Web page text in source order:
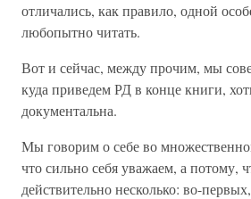
отличались, как правило, одной
любопытно читать.
Вот и сейчас, между прочим, мы
куда приведем РД в конце книги,
документальна.
Мы говорим о себе во
что сильно себя уважаем, а потому,
действительно несколько: во-